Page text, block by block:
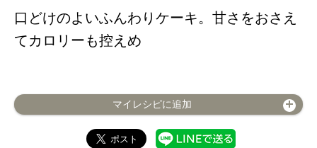
口どけのよいふんわりケーキ。甘さをおさえ
てカロリーも控えめ
マイレシピに追加